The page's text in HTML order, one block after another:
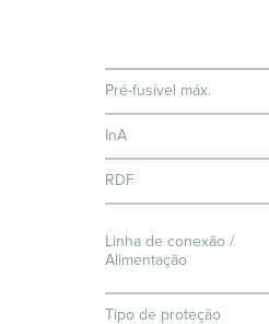
Pré-fusível máx.
InA
RDF
Linha de conexão /
Alimentação
Tipo de proteção